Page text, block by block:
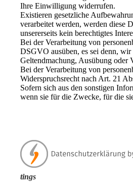
Ihre Einwilligung widerrufen.
Existieren gesetzliche
verarbeitet werden, werden diese
unsererseits kein berechtigtes
Bei der Verarbeitung von
DSGVO ausüben, es sei denn,
Geltendmachung, Ausübung oder
Bei der Verarbeitung von
Widerspruchsrecht nach Art. 21
Sofern sich aus den sonstigen
wenn sie für die Zwecke, für die
tings